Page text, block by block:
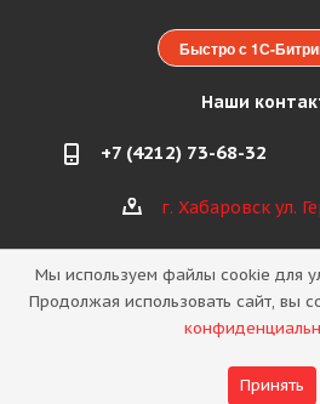
Мы используем файлы cookie для
Продолжая использовать сайт, вы
Принять
Быстро с 1С-
Наши
+7 (4212) 73-68-32
г. Хабаровск ул.
Политика